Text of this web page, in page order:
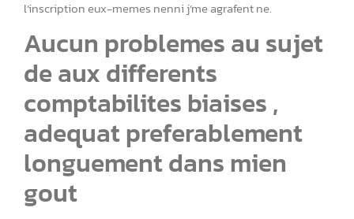
l’inscription eux-memes nenni j’me agrafent ne.
Aucun problemes au sujet
de aux differents
comptabilites biaises ,
adequat preferablement
longuement dans mien
gout